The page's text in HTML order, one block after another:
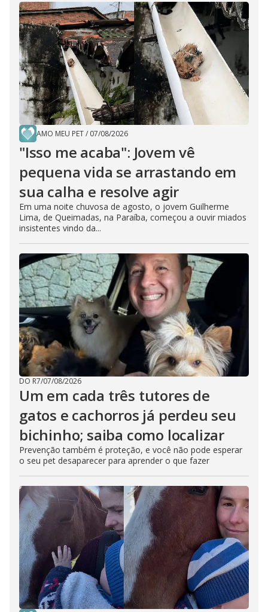
AMO MEU PET/ 07/08/2026
"Isso me acaba": Jovem vê
pequena vida se arrastando em
sua calha e resolve agir
Em uma noite chuvosa de agosto, o jovem Guilherme
Lima, de Queimadas, na Paraíba, começou a ouvir miados
insistentes vindo da...
DO R7/07/08/2026
Um em cada três tutores de
gatos e cachorros já perdeu seu
bichinho; saiba como localizar
Prevenção também é proteção, e você não pode esperar
o seu pet desaparecer para aprender o que fazer